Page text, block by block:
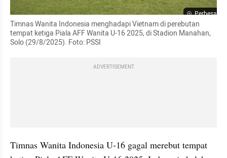
Perbesar
Timnas Wanita Indonesia menghadapi Vietnam di perebutan
tempat ketiga Piala AFF Wanita U-16 2025, di Stadion Manahan,
Solo (29/8/2025). Foto: PSSI
ADVERTISEMENT
Timnas Wanita Indonesia U-16 gagal merebut tempat